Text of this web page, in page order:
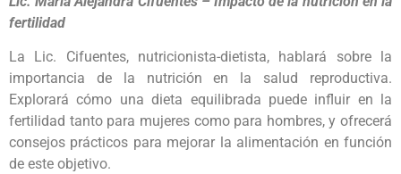
fertilidad
La Lic. Cifuentes, nutricionista-dietista, hablará sobre la
importancia de la nutrición en la salud reproductiva.
Explorará cómo una dieta equilibrada puede influir en la
fertilidad tanto para mujeres como para hombres, y ofrecerá
consejos prácticos para mejorar la alimentación en función
de este objetivo.